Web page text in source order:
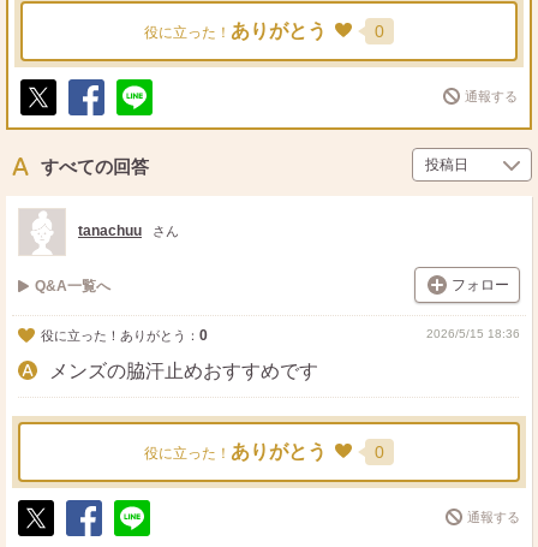
役に立った！ ありがとう 0
ポ
ト
シ
ア
送
通報する
すべての回答
tanachuu さん
Q&A一覧へ フォロー
役に立った！ありがとう： 0 2026/5/15 18:36
メンズの脇汗止めおすすめです
役に立った！ ありがとう 0
通報する